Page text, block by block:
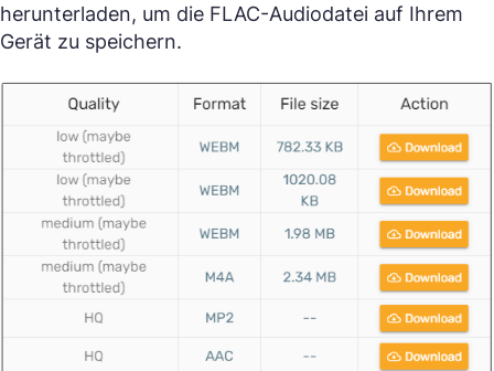
herunterladen, um die FLAC-Audiodatei auf Ihrem
Gerät zu speichern.